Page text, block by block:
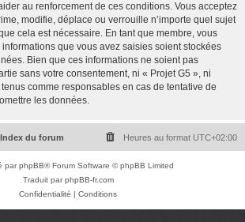
au renforcement de ces conditions. Vous acceptez
modifie, déplace ou verrouille n’importe quel sujet
cela est nécessaire. En tant que membre, vous
que vous avez saisies soient stockées
Bien que ces informations ne soient pas
sans votre consentement, ni « Projet G5 », ni
comme responsables en cas de tentative de
les données.
Index du forum Heures au format UTC+02:00
parphpBB® Forum Software © phpBB Limited
Traduit parphpBB-fr.com
Confidentialité | Conditions